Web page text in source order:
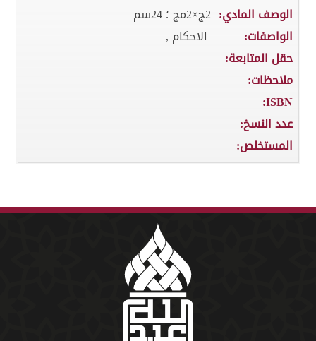
الوصف المادي: 2ج×2مج ؛ 24سم
الواصفات:
الاحكام ,
حقل المتابعة:
ملاحظات:
ISBN:
عدد النسخ:
المستخلص: